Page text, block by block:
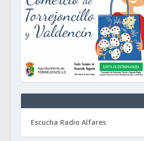
Escucha Radio Alfares